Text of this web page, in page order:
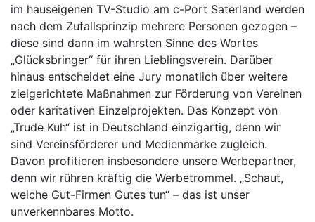
im hauseigenen TV-Studio am c-Port Saterland werden
nach dem Zufallsprinzip mehrere Personen gezogen –
diese sind dann im wahrsten Sinne des Wortes
„Glücksbringer“ für ihren Lieblingsverein. Darüber
hinaus entscheidet eine Jury monatlich über weitere
zielgerichtete Maßnahmen zur Förderung von Vereinen
oder karitativen Einzelprojekten. Das Konzept von
„Trude Kuh“ ist in Deutschland einzigartig, denn wir
sind Vereinsförderer und Medienmarke zugleich.
Davon profitieren insbesondere unsere Werbepartner,
denn wir rühren kräftig die Werbetrommel. „Schaut,
welche Gut-Firmen Gutes tun“ – das ist unser
unverkennbares Motto.